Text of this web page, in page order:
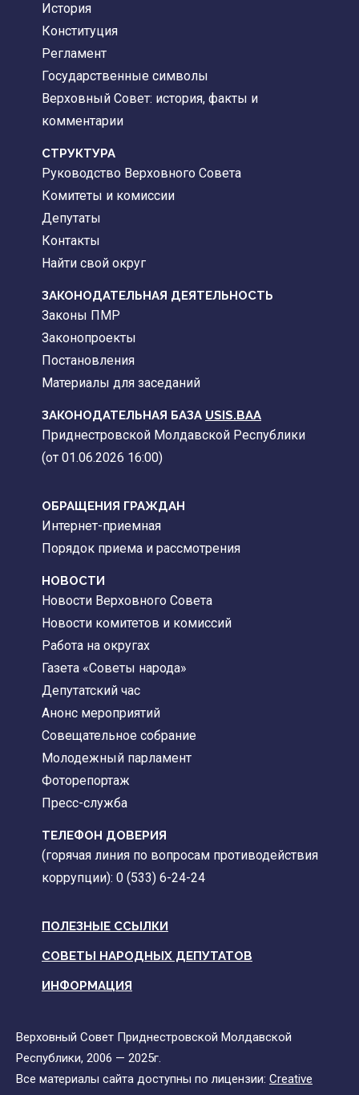
История
Конституция
Регламент
Государственные символы
Верховный Совет: история, факты и
комментарии
CТРУКТУРА
Руководство Верховного Совета
Комитеты и комиссии
Депутаты
Контакты
Найти свой округ
ЗАКОНОДАТЕЛЬНАЯ ДЕЯТЕЛЬНОСТЬ
Законы ПМР
Законопроекты
Постановления
Материалы для заседаний
ЗАКОНОДАТЕЛЬНАЯ БАЗА USIS.BAA
Приднестровской Молдавской Республики
(от 01.06.2026 16:00)
ОБРАЩЕНИЯ ГРАЖДАН
Интернет-приемная
Порядок приема и рассмотрения
НОВОСТИ
Новости Верховного Совета
Новости комитетов и комиссий
Работа на округах
Газета «Советы народа»
Депутатский час
Анонс мероприятий
Совещательное собрание
Молодежный парламент
Фоторепортаж
Пресс-служба
ТЕЛЕФОН ДОВЕРИЯ
(горячая линия по вопросам противодействия
коррупции): 0 (533) 6-24-24
ПОЛЕЗНЫЕ ССЫЛКИ
СОВЕТЫ НАРОДНЫХ ДЕПУТАТОВ
ИНФОРМАЦИЯ
Верховный Совет Приднестровской Молдавской
Республики, 2006 — 2025г.
Все материалы сайта доступны по лицензии: Creative